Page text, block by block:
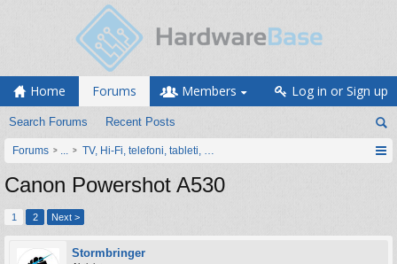
Home Forums
Search Forums Recent Posts
Members Log in or Sign up
Forums ... TV, Hi-Fi, telefoni, tableti, satovi, IoT oprema
Canon Powershot A530
1 2 Next >
Stormbringer